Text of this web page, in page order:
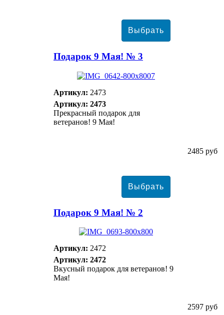
Подарок 9 Мая! № 3
Артикул: 2473
Артикул: 2473
Прекрасный подарок для
ветеранов! 9 Мая!
2485 руб
Подарок 9 Мая! № 2
Артикул: 2472
Артикул: 2472
Вкусный подарок для ветеранов! 9
Мая!
2597 руб